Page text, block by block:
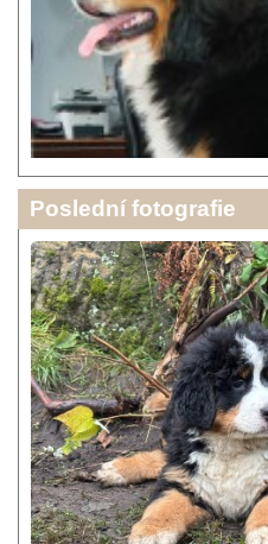
Poslední fotografie